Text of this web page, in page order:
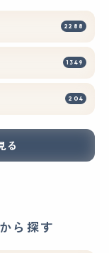
2288
1349
204
る
から探す